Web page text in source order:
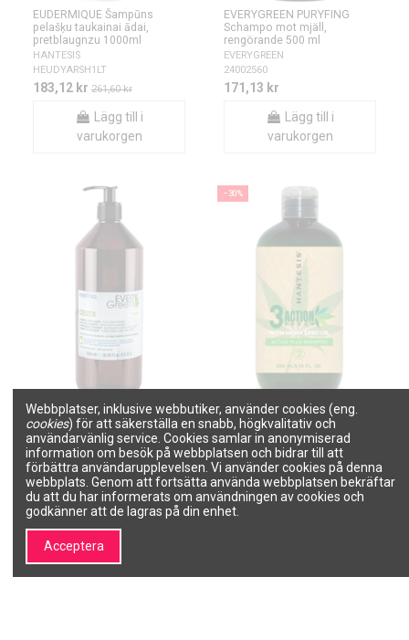
EUDERMIQUE Šampūns
pelašķu taukainai ādai,
pretblaugnzu 1000ml
HANTESIS
HEUDYARSH1LT
183,12 kr 261,60 kr
Lägg till i
varukorgen
EVERYGREEN PURYFING
Schampo mot mjäll,
rengörande 500 ml
EVERYGREEN
24002560
171,13 kr
Lägg till i
varukorgen
EVERYGREEN PURYFING
Schampo mot mjäll,
rengörande 1000ml
EVERYGREEN
24002561
233,26 kr
Lägg till i
varukorgen
−30%
HANTESIS 3ACTION GREEN
Hårschampo NR2 med
hampafröolja, medicinskt
250ml
HANTESIS
H3AG APS 2 250
129,71 kr 185,30 kr
Webbplatser, inklusive webbutiker, använder cookies (eng.
cookies) för att säkerställa en snabb, högkvalitativ och
användarvänlig service. Cookies samlar in anonymiserad
information om besök på webbplatsen och bidrar till att
förbättra användarupplevelsen. Vi använder cookies på denna
webbplats. Genom att fortsätta använda webbplatsen bekräftar
du att du har informerats om användningen av cookies och
godkänner att de lagras på din enhet.
Acceptera